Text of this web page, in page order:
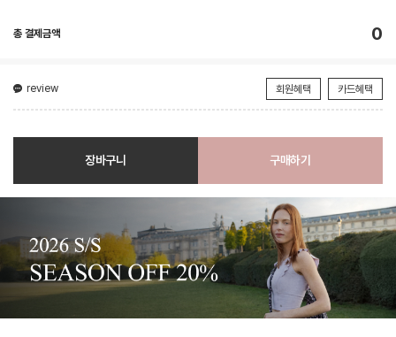
총 결제금액 0
review 회원혜택 카드혜택
장바구니 구매하기